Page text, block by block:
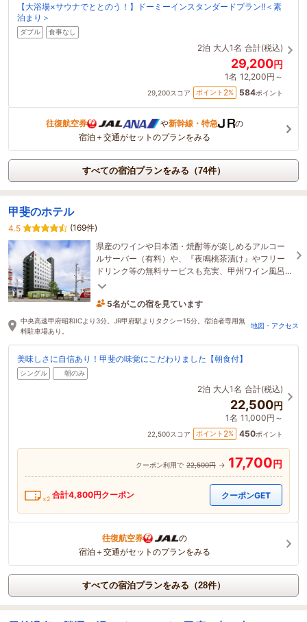
【大浴場×サウナでととのう！】ドーミーインスタンダードプラン!!＜素
泊まり＞
ダブル 食事なし
2泊 大人1名 合計(税込)
29,200円
1名 12,200円～
29,200スコア ポイント 2% 584ポイント
往復航空券 や新幹線・特急
の
宿泊＋交通がセットのプランをみる
すべての宿泊プランをみる（74件）
甲斐のホテル
4.5
(169件)
県産のワインや日本酒・焼酎等が楽しめるアルコー
ルサーバー（有料）や、『夜鳴桃茶漬け』やフリー
ドリンク等の無料サービスも充実、甲州ワイン風呂
の男女専用大浴場やサウナ、『駐車無料』も魅力♪
5名がこの宿を見ています
34分前に予約されました
中央高速甲府昭和ICより3分。JR甲府駅よりタクシー15分。宿泊者専用無
料駐車場あり。
地図・アクセス
美味しさに自信あり！甲斐の味覚にこだわりました【朝食付】
シングル 朝のみ
2泊 大人1名 合計(税込)
22,500円
1名 11,000円～
22,500スコア ポイント 2% 450ポイント
クーポン利用で 22,500円 → 17,700円
×2 合計4,800円クーポン クーポンGET
往復航空券
の
宿泊＋交通がセットのプランをみる
すべての宿泊プランをみる（28件）